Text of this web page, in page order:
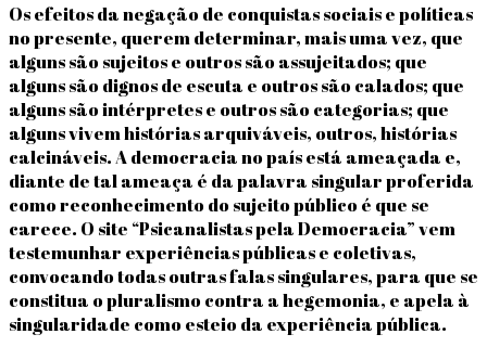
Os efeitos da negação de conquistas sociais e políticas
no presente, querem determinar, mais uma vez, que
alguns são sujeitos e outros são assujeitados; que
alguns são dignos de escuta e outros são calados; que
alguns são intérpretes e outros são categorias; que
alguns vivem histórias arquiváveis, outros, histórias
calcináveis. A democracia no país está ameaçada e,
diante de tal ameaça é da palavra singular proferida
como reconhecimento do sujeito público é que se
carece. O site “Psicanalistas pela Democracia” vem
testemunhar experiências públicas e coletivas,
convocando todas outras falas singulares, para que se
constitua o pluralismo contra a hegemonia, e apela à
singularidade como esteio da experiência pública.